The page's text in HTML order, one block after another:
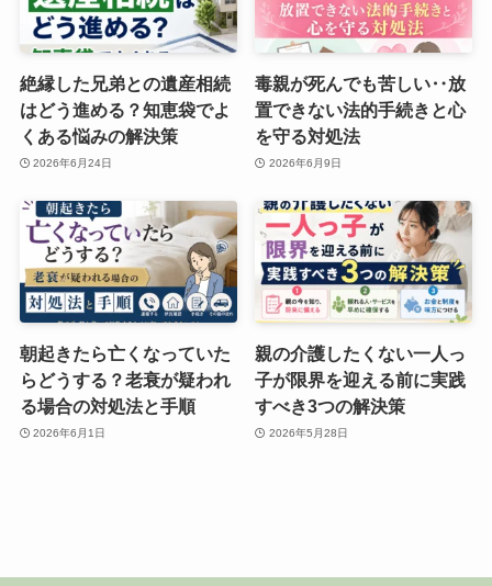
絶縁した兄弟との遺産相続
はどう進める？知恵袋でよ
くある悩みの解決策
2026年6月24日
毒親が死んでも苦しい‥放
置できない法的手続きと心
を守る対処法
2026年6月9日
朝起きたら亡くなっていた
らどうする？老衰が疑われ
る場合の対処法と手順
2026年6月1日
親の介護したくない一人っ
子が限界を迎える前に実践
すべき3つの解決策
2026年5月28日